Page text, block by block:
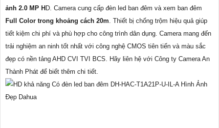
ảnh 2.0 MP H D. Camera cung cấp đèn led ban đêm và xem ban đêm
Full Color trong khoảng cách 20m. Thiết bị chống trộm hiệu quả giúp
tiết kiệm chi phí và phù hợp cho công trình dân dụng. Camera mang đến
trải nghiệm an ninh tốt nhất với công nghệ CMOS tiên tiến và màu sắc
đẹp có nền tảng AHD CVI TVI BCS. Hãy liên hệ với Công ty Camera An
Thành Phát để biết thêm chi tiết.